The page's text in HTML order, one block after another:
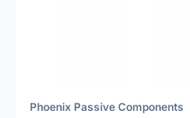
Phoenix Passive Components